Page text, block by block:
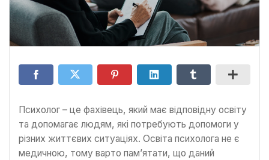
Психолог – це фахівець, який має відповідну освіту
та допомагає людям, які потребують допомоги у
різних життєвих ситуаціях. Освіта психолога не є
медичною, тому варто пам’ятати, що даний